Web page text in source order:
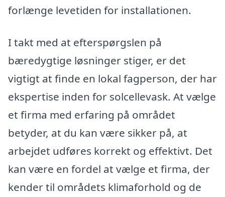
forlænge levetiden for installationen.
I takt med at efterspørgslen på
bæredygtige løsninger stiger, er det
vigtigt at finde en lokal fagperson, der har
ekspertise inden for solcellevask. At vælge
et firma med erfaring på området
betyder, at du kan være sikker på, at
arbejdet udføres korrekt og effektivt. Det
kan være en fordel at vælge et firma, der
kender til områdets klimaforhold og de